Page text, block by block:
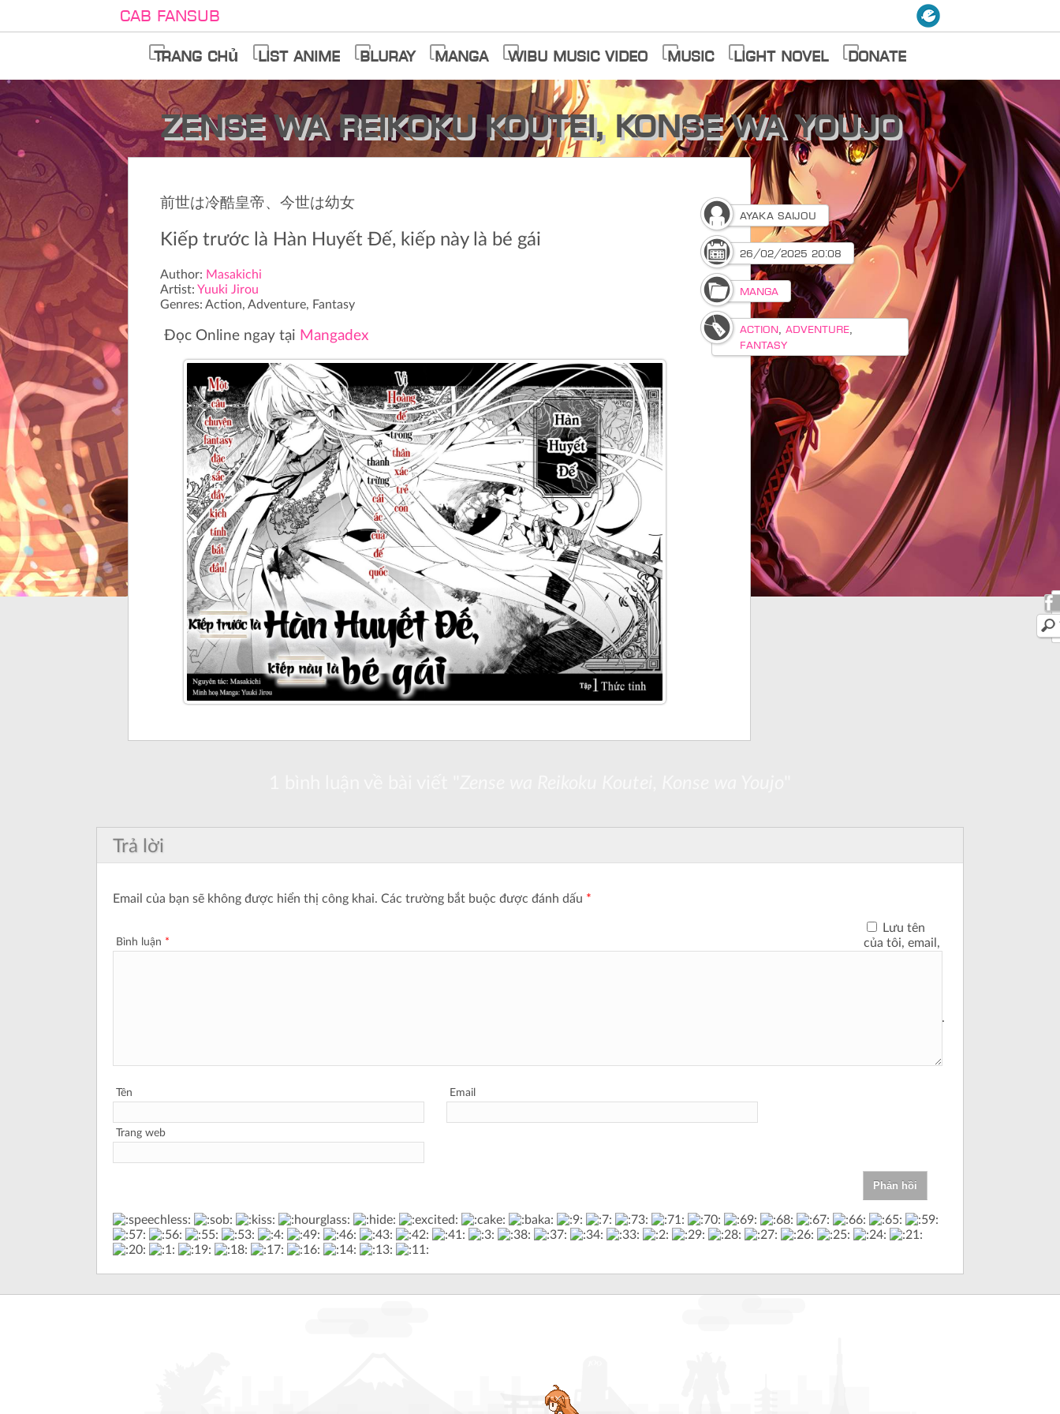
Cab Fansub
Trang chủ List anime Bluray Manga Wibu Music Video Music Light Novel Donate
Zense wa Reikoku Koutei, Konse wa Youjo
前世は冷酷皇帝、今世は幼女
Kiếp trước là Hàn Huyết Đế, kiếp này là bé gái
Author: Masakichi
Artist: Yuuki Jirou
Genres: Action, Adventure, Fantasy
Đọc Online ngay tại Mangadex
Ayaka Saijou
26/02/2025 20:08
Manga
Action, Adventure,
Fantasy
Trả lời
Email của bạn sẽ không được hiển thị công khai. Các trường bắt buộc được đánh dấu *
Bình luận *
Tên Email
Trang web
Lưu tên
của tôi, email,
kế tiếp của tôi.